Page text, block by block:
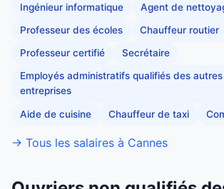
Ingénieur informatique Agent de
Professeur des écoles Chauffeur routier
Professeur certifié Secrétaire
Employés administratifs qualifiés des
entreprises
Aide de cuisine Chauffeur de taxi
→ Tous les salaires à Cannes